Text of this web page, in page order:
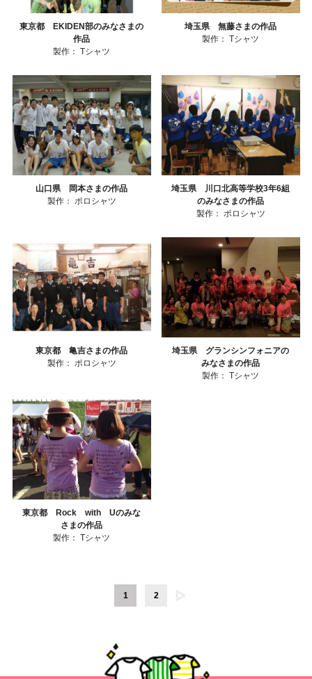
東京都 EKIDEN部のみなさまの
作品
製作： Tシャツ
埼玉県 無藤さまの作品
製作： Tシャツ
山口県 岡本さまの作品
製作： ポロシャツ
埼玉県 川口北高等学校3年6組
のみなさまの作品
製作： ポロシャツ
東京都 亀吉さまの作品
製作： ポロシャツ
埼玉県 グランシンフォニアの
みなさまの作品
製作： Tシャツ
東京都 Rock with Uのみな
さまの作品
製作： Tシャツ
1 2